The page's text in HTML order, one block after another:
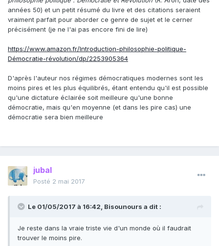
années 50) et un petit résumé du livre et des citations seraient
vraiment parfait pour aborder ce genre de sujet et le cerner
précisément (je ne l'ai pas encore fini de lire)
https://www.amazon.fr/Introduction-philosophie-politique-
Démocratie-révolution/dp/2253905364
D'après l'auteur nos régimes démocratiques modernes sont les
moins pires et les plus équilibrés, étant entendu qu'il est possible
qu'une dictature éclairée soit meilleure qu'une bonne
démocratie, mais qu'en moyenne (et dans les pire cas) une
démocratie sera bien meilleure
jubal
Posté 2 mai 2017
Le 01/05/2017 à 16:42, Bisounours a dit :
Je reste dans la vraie triste vie d'un monde où il faudrait
trouver le moins pire.